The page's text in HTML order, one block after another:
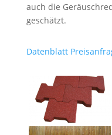
auch die
geschätzt.
Datenblatt